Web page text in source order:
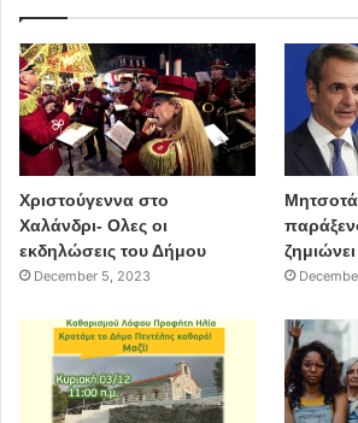
Χριστούγεννα στο
Χαλάνδρι- Ολες οι
εκδηλώσεις του Δήμου
December 5, 2023
ζημιώνει